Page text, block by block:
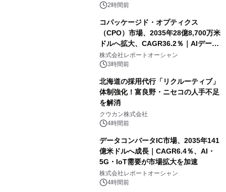
2時間前
コパッケージド・オプティクス
（CPO）市場、2035年28億8,700万米
ドルへ拡大、CAGR36.2％｜AIデータ
センター・高速光通信需要が成長を加
速
株式会社レポートオーシャン
3時間前
北海道の採用代行「リクルーティブ」
体制強化！富良野・ニセコの人手不足
を解消
クウカン株式会社
4時間前
データコンバータIC市場、2035年141
億米ドルへ成長｜CAGR6.4％、AI・
5G・IoT需要が市場拡大を加速
株式会社レポートオーシャン
4時間前